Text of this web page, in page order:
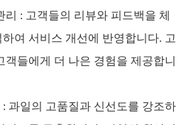
리 : 고객들의 리뷰와 피드백을 체
여 서비스 개선에 반영합니다. 고
들에게 더 나은 경험을 제공합니
과일의 고품질과 신선도를 강조하